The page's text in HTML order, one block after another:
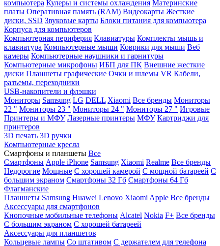
компьютера Кулеры и системы охлаждения Материнские
платы Оперативная память (RAM) Видеокарты Жесткие
диски, SSD Звуковые карты Блоки питания для компьютера
Корпуса для компьютеров
Компьютерная периферия Клавиатуры Комплекты мышь и
клавиатура Компьютерные мыши Коврики для мыши Веб
камеры Компьютерные наушники и гарнитуры
Компьютерные микрофоны ИБП для ПК Внешние жесткие
диски Планшеты графические Очки и шлемы VR Кабели,
разъемы, переходники
USB-накопители и флэшки
Мониторы Samsung LG DELL Xiaomi Все бренды Мониторы
22 " Мониторы 23 " Мониторы 24 " Мониторы 27 " Игровые
Принтеры и МФУ Лазерные принтеры МФУ Картриджи для
принтеров
3D печать 3D ручки
Компьютерные кресла
Смартфоны и планшеты Все
Смартфоны Apple iPhone Samsung Xiaomi Realme Все бренды
Недорогие Мощные С хорошей камерой С мощной батареей С
большим экраном Смартфоны 32 Гб Смартфоны 64 Гб
Флагманские
Планшеты Samsung Huawei Lenovo Xiaomi Apple Все бренды
Аксессуары для смартфонов
Кнопочные мобильные телефоны Alcatel Nokia F+ Все бренды
С большим экраном С хорошей батареей
Аксессуары для планшетов
Кольцевые лампы Со штативом C держателем для телефона